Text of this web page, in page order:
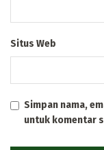
Situs Web
Simpan nama,
untuk komentar